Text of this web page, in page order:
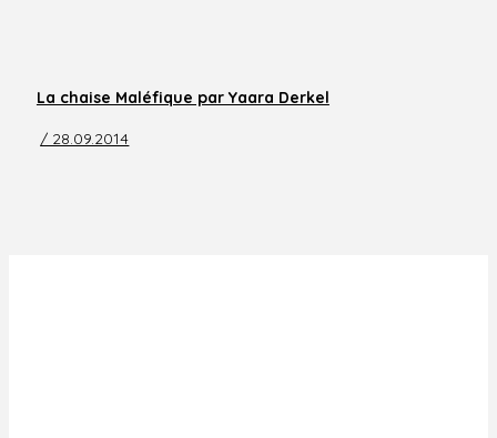
La chaise Maléfique par Yaara Derkel
/ 28.09.2014